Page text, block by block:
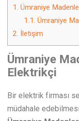
1. Ümraniye
1.1. Ümraniye
2. İletişim
Ümraniye
Elektrikçi
Bir elektrik firması
müdahale